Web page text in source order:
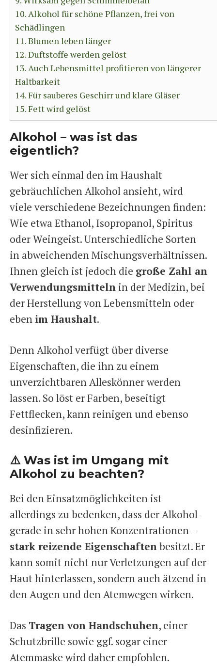
10. Alkohol für schöne Pflanzen, frei von
Schädlingen
11. Blumen leben länger
12. Duftstoffe werden gelöst
13. Auch Lebensmittel profitieren von längerer
Haltbarkeit
14. Für sauberes Geschirr und klare Gläser
15. Fett wird gelöst
Alkohol – was ist das
eigentlich?
Wer sich einmal den im Haushalt
gebräuchlichen Alkohol ansieht, wird
viele verschiedene Bezeichnungen finden:
Wie etwa Ethanol, Isopropanol, Spiritus
oder Weingeist. Unterschiedliche Sorten
in abweichenden Mischungsverhältnissen.
Ihnen gleich ist jedoch die große Zahl an
Verwendungsmitteln in der Medizin, bei
der Herstellung von Lebensmitteln oder
eben im Haushalt.
Denn Alkohol verfügt über diverse
Eigenschaften, die ihn zu einem
unverzichtbaren Alleskönner werden
lassen. So löst er Farben, beseitigt
Fettflecken, kann reinigen und ebenso
desinfizieren.
⚠️ Was ist im Umgang mit
Alkohol zu beachten?
Bei den Einsatzmöglichkeiten ist
allerdings zu bedenken, dass der Alkohol –
gerade in sehr hohen Konzentrationen –
stark reizende Eigenschaften besitzt. Er
kann somit nicht nur Verletzungen auf der
Haut hinterlassen, sondern auch ätzend in
den Augen und den Atemwegen wirken.
Das Tragen von Handschuhen, einer
Schutzbrille sowie ggf. sogar einer
Atemmaske wird daher empfohlen.